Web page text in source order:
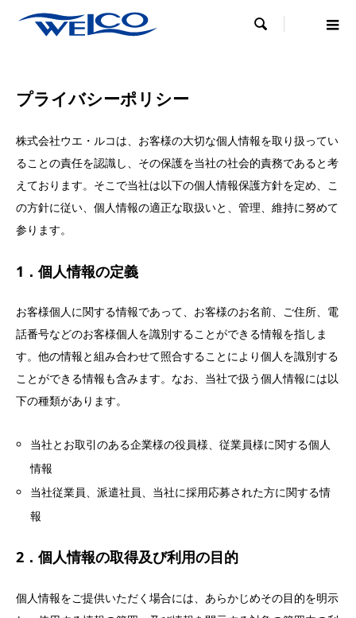

プライバシーポリシー
株式会社ウエ・ルコは、お客様の大切な個人情報を取り扱ってい
ることの責任を認識し、その保護を当社の社会的責務であると考
えております。そこで当社は以下の個人情報保護方針を定め、こ
の方針に従い、個人情報の適正な取扱いと、管理、維持に努めて
参ります。
1．個人情報の定義
お客様個人に関する情報であって、お客様のお名前、ご住所、電
話番号などのお客様個人を識別することができる情報を指しま
す。他の情報と組み合わせて照合することにより個人を識別する
ことができる情報も含みます。なお、当社で扱う個人情報には以
下の種類があります。
当社とお取引のある企業様の役員様、従業員様に関する個人
情報
当社従業員、派遣社員、当社に採用応募された方に関する情
報
2．個人情報の取得及び利用の目的
個人情報をご提供いただく場合には、あらかじめその目的を明示